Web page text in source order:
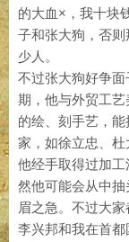
的大血×，我十块
子和张大狗，否
少人。
不过张大狗好争
期，他与外贸工
的绘、刻手艺，
家，如徐立忠、
他经手取得过加
然他可能会从中
眉之急。不过大
李兴邦和我在首